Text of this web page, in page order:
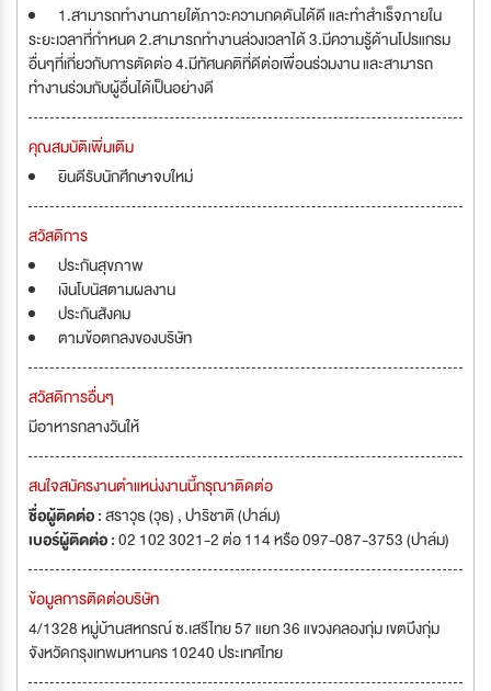
1.สามารถทำงานภายใต้ภาวะความกดดันได้ดี และทำสำเร็จภายใน
ระยะเวลาที่กำหนด 2.สามารถทำงานล่วงเวลาได้ 3.มีความรู้ด้านโปรแกรม
อื่นๆที่เกี่ยวกับการตัดต่อ 4.มีทัศนคติที่ดีต่อเพื่อนร่วมงาน และสามารถ
ทำงานร่วมกับผู้อื่นได้เป็นอย่างดี
คุณสมบัติเพิ่มเติม
ยินดีรับนักศึกษาจบใหม่
สวัสดิการ
ประกันสุขภาพ
เงินโบนัสตามผลงาน
ประกันสังคม
ตามข้อตกลงของบริษัท
สวัสดิการอื่นๆ
มีอาหารกลางวันให้
สนใจสมัครงานตำแหน่งงานนี้กรุณาติดต่อ
ชื่อผู้ติดต่อ :สราวุธ (วุธ) , ปาริชาติ (ปาล์ม)
เบอร์ผู้ติดต่อ :02 102 3021-2 ต่อ 114 หรือ 097-087-3753 (ปาล์ม)
ข้อมูลการติดต่อบริษัท
4/1328 หมู่บ้านสหกรณ์ ซ.เสรีไทย 57 แยก 36 แขวงคลองกุ่ม เขตบึงกุ่ม
จังหวัดกรุงเทพมหานคร 10240 ประเทศไทย